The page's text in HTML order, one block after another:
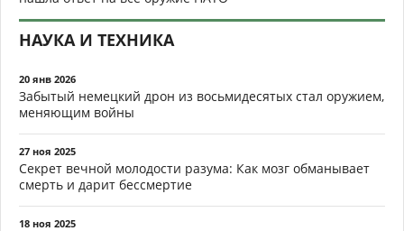
НАУКА И ТЕХНИКА
20 янв 2026
Забытый немецкий дрон из восьмидесятых стал оружием,
меняющим войны
27 ноя 2025
Секрет вечной молодости разума: Как мозг обманывает
смерть и дарит бессмертие
18 ноя 2025